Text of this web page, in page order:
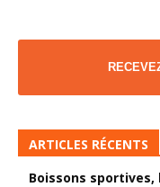
ARTICLES RÉCENTS
Boissons